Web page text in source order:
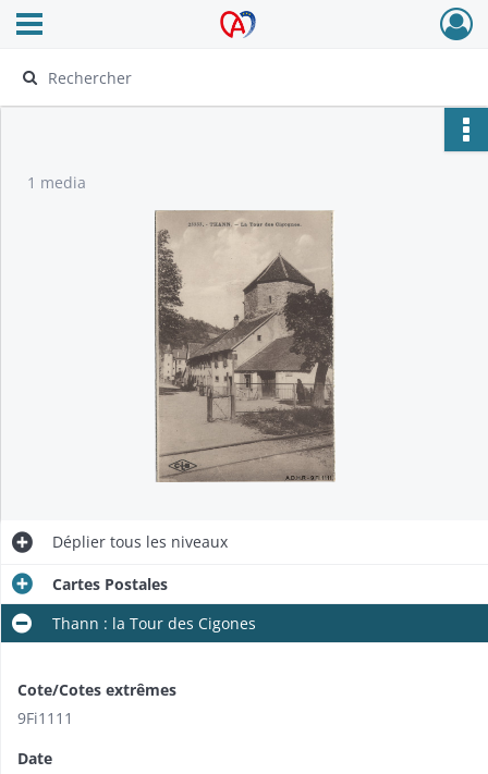
Archives Alsace - Colmar
Ouvrir le menu déroulant
1 media
Déplier tous les niveaux
Cartes Postales
Thann : la Tour des Cigones
Cote/Cotes extrêmes
9Fi1111
Date